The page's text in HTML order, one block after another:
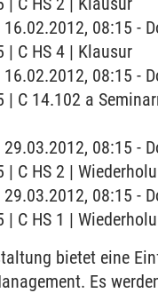
08:15 -
| C HS 4 | Klausur
08:15 -
| C 14.102 a
08:15 -
| C HS 2 |
08:15 -
| C HS 1 |
bietet eine
Es